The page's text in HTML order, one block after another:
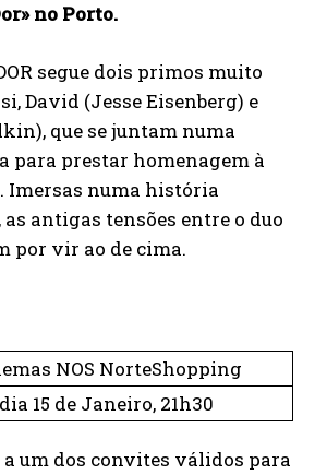
no Porto.
segue dois primos muito
David (Jesse Eisenberg) e
que se juntam numa
para prestar homenagem à
Imersas numa história
antigas tensões entre o duo
por vir ao de cima.
NOS NorteShopping
15 de Janeiro, 21h30
um dos convites válidos para